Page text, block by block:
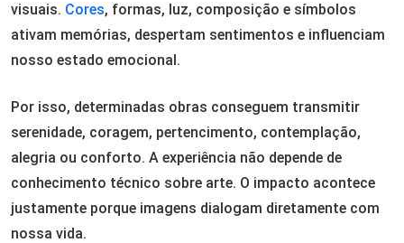
visuais. Cores, formas, luz, composição e símbolos
ativam memórias, despertam sentimentos e influenciam
nosso estado emocional.
Por isso, determinadas obras conseguem transmitir
serenidade, coragem, pertencimento, contemplação,
alegria ou conforto. A experiência não depende de
conhecimento técnico sobre arte. O impacto acontece
justamente porque imagens dialogam diretamente com
nossa vida.